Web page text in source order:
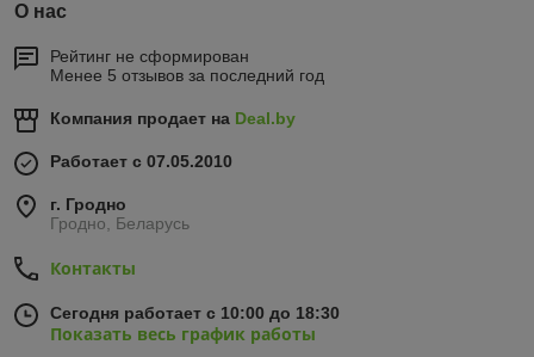
О нас
Рейтинг не сформирован
Менее 5 отзывов за последний год
Компания продает на Deal.by
Работает с 07.05.2010
г. Гродно
Гродно, Беларусь
Контакты
Сегодня работает с 10:00 до 18:30
Показать весь график работы